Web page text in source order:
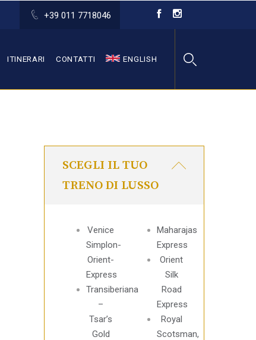
+39 011 7718046
ITINERARI CONTATTI ENGLISH
SCEGLI IL TUO
TRENO DI LUSSO
Venice
Simplon-
Orient-
Express
Transiberiana
–
Tsar’s
Gold
Maharajas
Express
Orient
Silk
Road
Express
Royal
Scotsman,